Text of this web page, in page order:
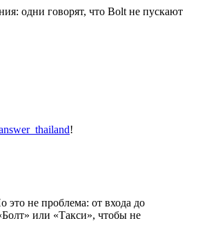
одни говорят, что Bolt не пускают
!
не проблема: от входа до
или «Такси», чтобы не